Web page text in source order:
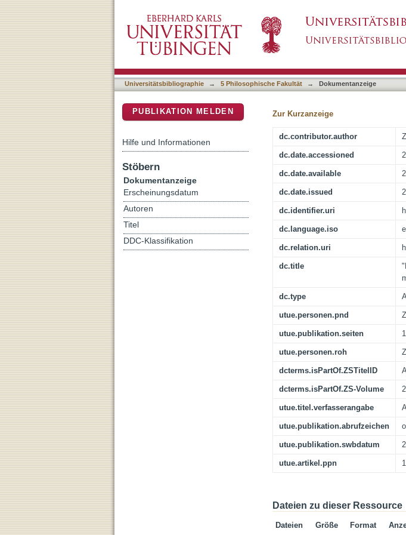
Universitätsbibliographie → 5 Philosophische Fakultät → Dokumentanzeige
Zur Kurzanzeige
dc.contributor.author
dc.date.accessioned
dc.date.available
dc.date.issued
dc.identifier.uri
dc.language.iso
dc.relation.uri
dc.title
dc.type
utue.personen.pnd
utue.publikation.seiten
utue.personen.roh
dcterms.isPartOf.ZSTitelID
dcterms.isPartOf.ZS-Volume
utue.titel.verfasserangabe
utue.publikation.abrufzeichen
utue.publikation.swbdatum
utue.artikel.ppn
Dateien zu dieser Ressource
Dateien Größe Format
PUBLIKATION MELDEN
Hilfe und Informationen
Stöbern
Dokumentanzeige
Erscheinungsdatum
Autoren
Titel
DDC-Klassifikation